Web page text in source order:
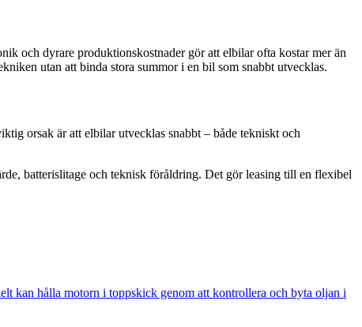
och dyrare produktionskostnader gör att elbilar ofta kostar mer än
utan att binda stora summor i en bil som snabbt utvecklas.
orsak är att elbilar utvecklas snabbt – både tekniskt och
batterislitage och teknisk föråldring. Det gör leasing till en flexibel
kan hålla motorn i toppskick genom att kontrollera och byta oljan i